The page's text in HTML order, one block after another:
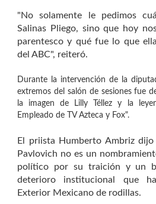
"No solamente le pedimos
Salinas Pliego, sino que hoy
parentesco y qué fue lo que
del ABC", reiteró.
Durante la intervención de la
extremos del salón de sesiones fue
la imagen de Lilly Téllez y la
Empleado de TV Azteca y Fox".
El priista Humberto Ambriz
Pavlovich no es un
político por su traición y un
deterioro institucional que
Exterior Mexicano de rodillas.